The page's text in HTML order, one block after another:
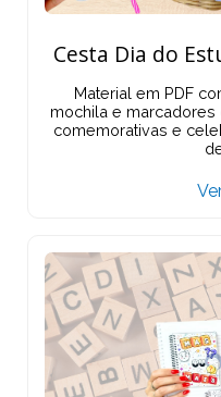
Cesta Dia do
Material em PDF
mochila e marcadores
comemorativas e